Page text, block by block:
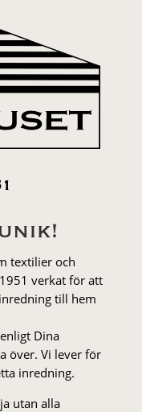
textilier och
verkat för att
till hem
Dina
över. Vi lever för
inredning.
utan alla